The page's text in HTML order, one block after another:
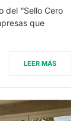
del “Sello Cero
que
LEER MÁS